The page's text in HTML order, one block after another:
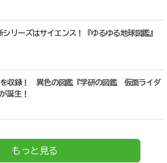
シリーズはサイエンス！『ゆるゆる地球図鑑』
を収録！ 異色の図鑑『学研の図鑑 仮面ライダ
誕生！
もっと見る